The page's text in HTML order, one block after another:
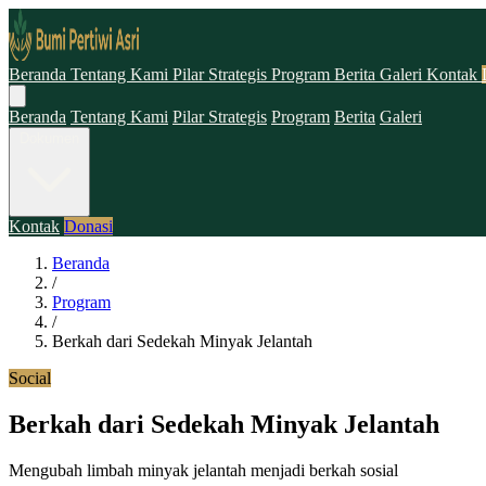
Beranda Tentang Kami Pilar Strategis Program Berita Galeri Kontak
Beranda Tentang Kami Pilar Strategis Program Berita Galeri
Kontak Donasi
Beranda
/
Program
/
Berkah dari Sedekah Minyak Jelantah
Social
Berkah dari Sedekah Minyak Jelantah
Mengubah limbah minyak jelantah menjadi berkah sosial